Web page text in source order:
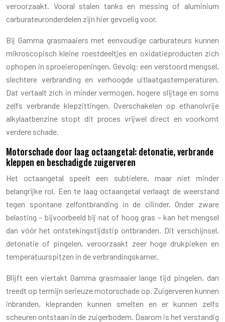
veroorzaakt. Vooral stalen tanks en messing of aluminium
carburateuronderdelen zijn hier gevoelig voor.
Bij Gamma grasmaaiers met eenvoudige carburateurs kunnen
mikroscopisch kleine roestdeeltjes en oxidatieproducten zich
ophopen in sproeieropeningen. Gevolg: een verstoord mengsel,
slechtere verbranding en verhoogde uitlaatgastemperaturen.
Dat vertaalt zich in minder vermogen, hogere slijtage en soms
zelfs verbrande klepzittingen. Overschakelen op ethanolvrije
alkylaatbenzine stopt dit proces vrijwel direct en voorkomt
verdere schade.
Motorschade door laag octaangetal: detonatie, verbrande
kleppen en beschadigde zuigerveren
Het octaangetal speelt een subtielere, maar niet minder
belangrijke rol. Een te laag octaangetal verlaagt de weerstand
tegen spontane zelfontbranding in de cilinder. Onder zware
belasting – bijvoorbeeld bij nat of hoog gras – kan het mengsel
dan vóór het ontstekingstijdstip ontbranden. Dit verschijnsel,
detonatie of pingelen, veroorzaakt zeer hoge drukpieken en
temperatuurspitzen in de verbrandingskamer.
Blijft een viertakt Gamma grasmaaier lange tijd pingelen, dan
treedt op termijn serieuze motorschade op. Zuigerveren kunnen
inbranden, klepranden kunnen smelten en er kunnen zelfs
scheuren ontstaan in de zuigerbodem. Daarom is het verstandig